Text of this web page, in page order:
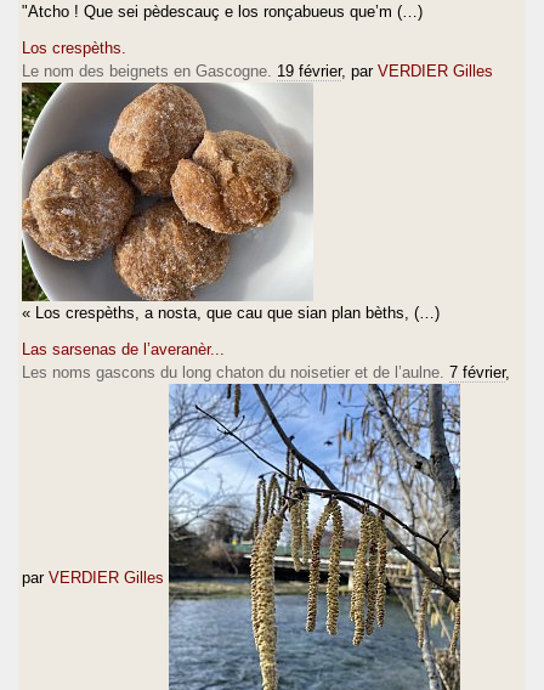
"Atcho ! Que sei pèdescauç e los ronçabueus que’m (…)
Los crespèths.
Le nom des beignets en Gascogne. 19 février, par VERDIER Gilles
« Los crespèths, a nosta, que cau que sian plan bèths, (…)
Las sarsenas de l’averanèr...
Les noms gascons du long chaton du noisetier et de l’aulne. 7 février,
par VERDIER Gilles